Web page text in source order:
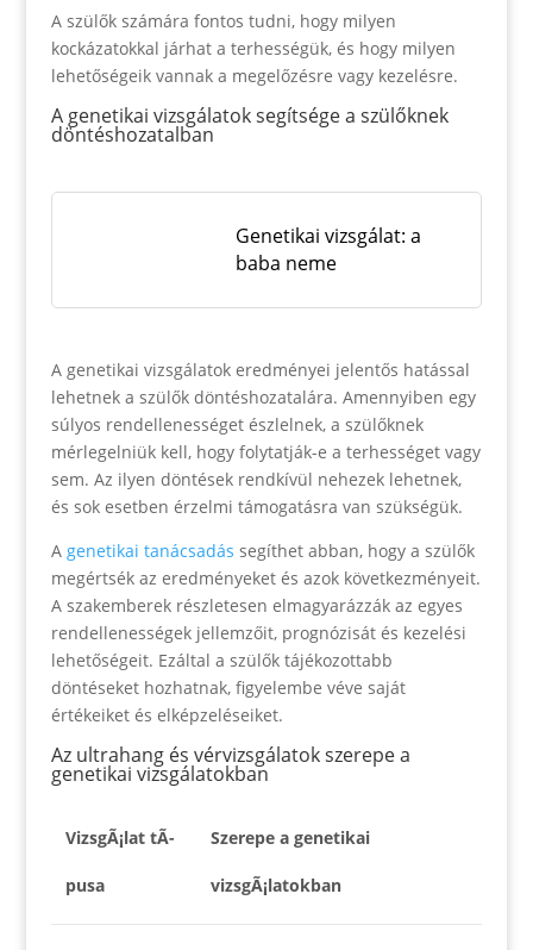
A szülők számára fontos tudni, hogy milyen
kockázatokkal járhat a terhességük, és hogy milyen
lehetőségeik vannak a megelőzésre vagy kezelésre.
A genetikai vizsgálatok segítsége a szülőknek
döntéshozatalban
Genetikai vizsgálat: a
baba neme
A genetikai vizsgálatok eredményei jelentős hatással
lehetnek a szülők döntéshozatalára. Amennyiben egy
súlyos rendellenességet észlelnek, a szülőknek
mérlegelniük kell, hogy folytatják-e a terhességet vagy
sem. Az ilyen döntések rendkívül nehezek lehetnek,
és sok esetben érzelmi támogatásra van szükségük.
A genetikai tanácsadás segíthet abban, hogy a szülők
megértsék az eredményeket és azok következményeit.
A szakemberek részletesen elmagyarázzák az egyes
rendellenességek jellemzőit, prognózisát és kezelési
lehetőségeit. Ezáltal a szülők tájékozottabb
döntéseket hozhatnak, figyelembe véve saját
értékeiket és elképzeléseiket.
Az ultrahang és vérvizsgálatok szerepe a
genetikai vizsgálatokban
VizsgÃ¡lat tÃ­
pusa
Szerepe a genetikai
vizsgÃ¡latokban